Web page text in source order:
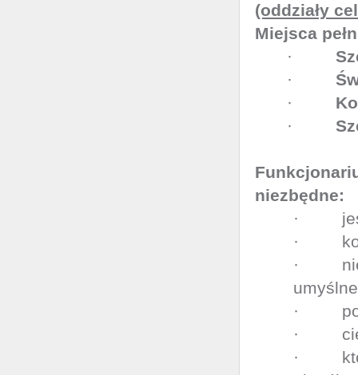
(oddziały
Miejsca
·
·
·
·
niezbędne:
· jest
·
· nie
·
·
·